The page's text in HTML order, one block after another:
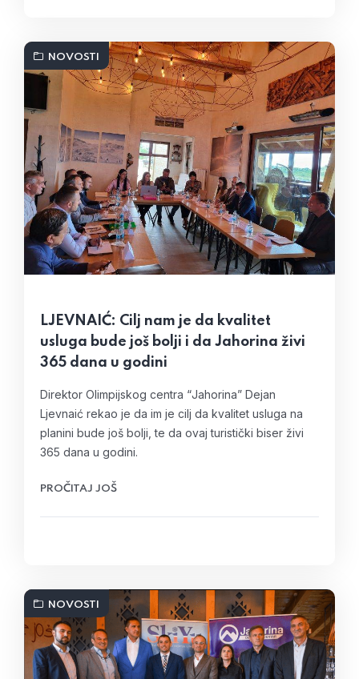
NOVOSTI
LJEVNAIĆ: Cilj nam je da kvalitet
usluga bude još bolji i da Jahorina živi
365 dana u godini
Direktor Olimpijskog centra “Јahorina” Dejan
Ljevnaić rekao je da im je cilj da kvalitet usluga na
planini bude još bolji, te da ovaj turistički biser živi
365 dana u godini.
PROČITAJ JOŠ
NOVOSTI